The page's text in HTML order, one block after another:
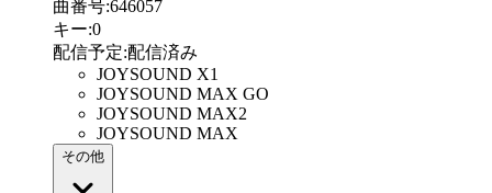
曲番号:646057
キー:0
配信予定:配信済み
JOYSOUND X1
JOYSOUND MAX GO
JOYSOUND MAX2
JOYSOUND MAX
その他